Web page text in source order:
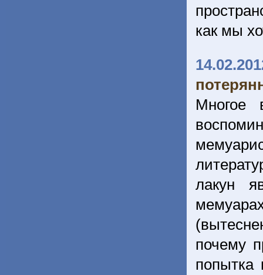
как мы
Многое
лакун
почему
попытка